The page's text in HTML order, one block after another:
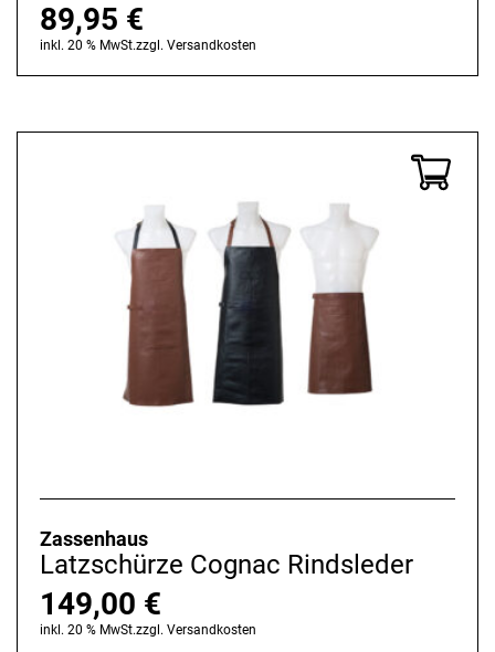
89,95 €
inkl. 20 % MwSt.zzgl. Versandkosten
Zassenhaus
Latzschürze Cognac Rindsleder
149,00 €
inkl. 20 % MwSt.zzgl. Versandkosten